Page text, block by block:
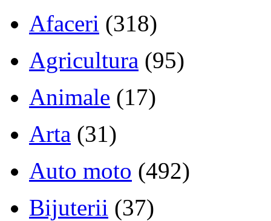
Afaceri (318)
Agricultura (95)
Animale (17)
Arta (31)
Auto moto (492)
Bijuterii (37)